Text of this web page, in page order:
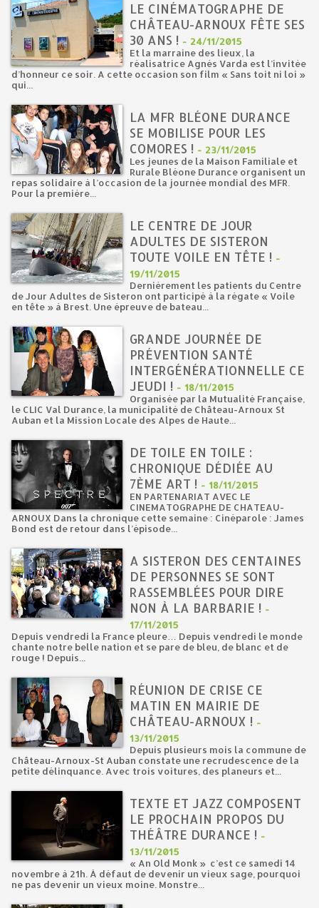
LE CINÉMATOGRAPHE DE
CHÂTEAU-ARNOUX FÊTE SES
30 ANS ! - 24/11/2015
Et la marraine des lieux, la
réalisatrice Agnès Varda est l’invitée
d’honneur ce soir. A cette occasion son film « Sans toit ni loi »
qui...
LA MFR BLÉONE DURANCE
SE MOBILISE POUR LES
COMORES ! - 23/11/2015
Les jeunes de la Maison Familiale et
Rurale Bléone Durance organisent un
repas solidaire à l’occasion de la journée mondial des MFR.
Pour la première...
LE CENTRE DE JOUR
ADULTES DE SISTERON
TOUTE VOILE EN TÊTE ! -
19/11/2015
Dernièrement les patients du Centre
de Jour Adultes de Sisteron ont participé à la régate « Voile
en tête » à Brest. Une épreuve de bateau...
GRANDE JOURNÉE DE
PRÉVENTION SANTÉ
INTERGÉNÉRATIONNELLE CE
JEUDI ! - 18/11/2015
Organisée par la Mutualité Française,
le CLIC Val Durance, la municipalité de Château-Arnoux St
Auban et la Mission Locale des Alpes de Haute...
DE TOILE EN TOILE :
CHRONIQUE DÉDIÉE AU
7ÈME ART ! - 18/11/2015
EN PARTENARIAT AVEC LE
CINEMATOGRAPHE DE CHATEAU-
ARNOUX Dans la chronique cette semaine : Cinéparole : James
Bond est de retour dans l’épisode...
A SISTERON DES CENTAINES
DE PERSONNES SE SONT
RASSEMBLÉES POUR DIRE
NON À LA BARBARIE ! -
17/11/2015
Depuis vendredi la France pleure… Depuis vendredi le monde
chante notre belle nation et se pare de bleu, de blanc et de
rouge ! Depuis...
RÉUNION DE CRISE CE
MATIN EN MAIRIE DE
CHÂTEAU-ARNOUX ! -
13/11/2015
Depuis plusieurs mois la commune de
Château-Arnoux-St Auban constate une recrudescence de la
petite délinquance. Avec trois voitures, des planeurs et...
TEXTE ET JAZZ COMPOSENT
LE PROCHAIN PROPOS DU
THÉÂTRE DURANCE ! -
13/11/2015
« An Old Monk » c’est ce samedi 14
novembre à 21h. À défaut de devenir un vieux sage, pourquoi
ne pas devenir un vieux moine. Monstre...